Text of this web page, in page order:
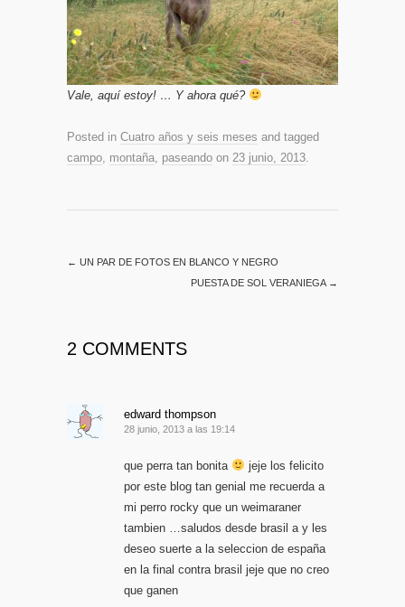
Vale, aquí estoy! … Y ahora qué?
Posted in Cuatro años y seis meses and tagged
campo montaña paseando on 23 junio, 2013
← UN PAR DE FOTOS EN BLANCO Y NEGRO
PUESTA DE SOL VERANIEGA →
2 COMMENTS
edward thompson
28 junio, 2013 a las 19:14
que perra tan bonita
jeje los felicito
por este blog tan genial me recuerda a
mi perro rocky que un weimaraner
tambien …saludos desde brasil a y les
deseo suerte a la seleccion de españa
en la final contra brasil jeje que no creo
que ganen